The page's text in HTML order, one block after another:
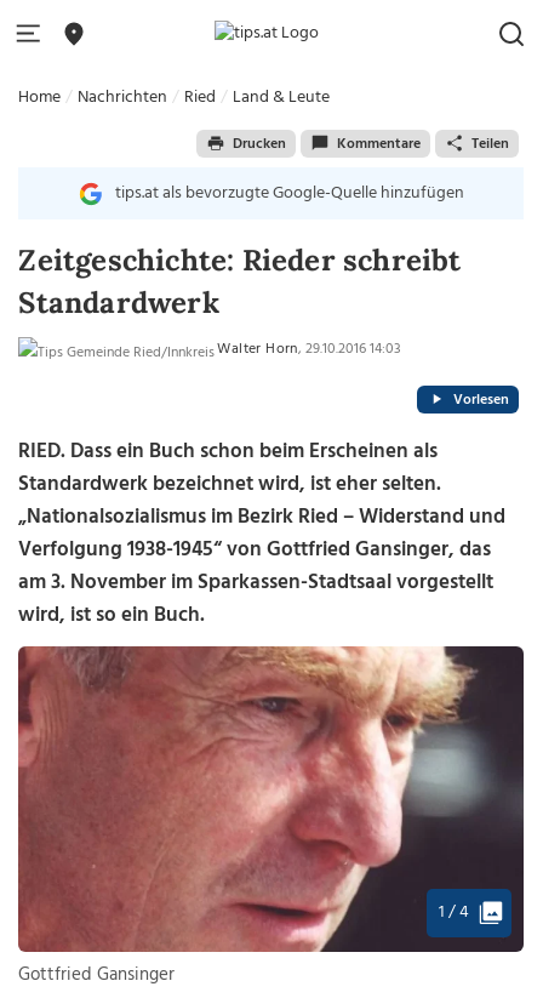
Home Nachrichten Ried Land & Leute
Drucken Kommentare Teilen
tips.at als bevorzugte Google-Quelle hinzufügen
Zeitgeschichte: Rieder schreibt
Standardwerk
Walter Horn, 29.10.2016 14:03
Vorlesen
RIED. Dass ein Buch schon beim Erscheinen als
Standardwerk bezeichnet wird, ist eher selten.
„Nationalsozialismus im Bezirk Ried – Widerstand und
Verfolgung 1938-1945“ von Gottfried Gansinger, das
am 3. November im Sparkassen-Stadtsaal vorgestellt
wird, ist so ein Buch.
1 / 4
Gottfried Gansinger